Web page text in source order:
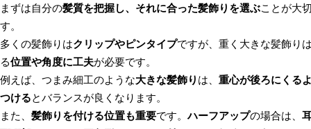
まずは自分の髪質を把握し、それに合った髪飾りを選ぶことが大
す。
多くの髪飾りはクリップやピンタイプですが、重く大きな髪飾り
る位置や角度に工夫が必要です。
例えば、つまみ細工のような大きな髪飾り は、 重心が後ろにくる
つけるとバランスが良くなります。
また、 髪飾りを付ける位置も重要です。ハーフアップの場合は、